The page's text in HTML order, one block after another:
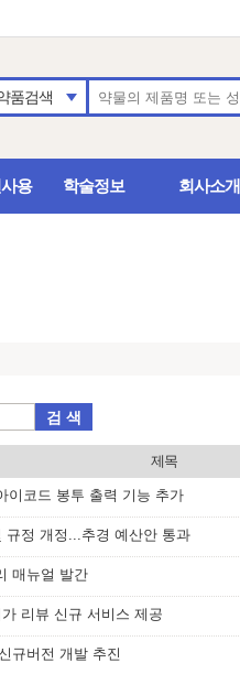
품검색
용 학술정보 회사소개
검 색
제목
이코드 봉투 출력 기능 추가
규정 개정...추경 예산안 통과
매뉴얼 발간
리뷰 신규 서비스 제공
규버전 개발 추진